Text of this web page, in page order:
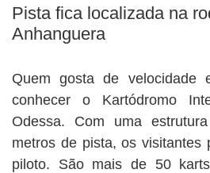
Pista fica localizada na
Anhanguera
Quem gosta de velocidade
conhecer o Kartódromo
Odessa. Com uma
metros de pista, os visitantes
piloto. São mais de 50